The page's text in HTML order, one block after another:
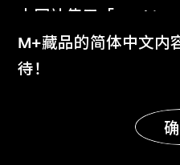
盲人與圖畫- 原畫
本网站使用「
体验。
了解更多
M+藏品的简体中文内
待！
显